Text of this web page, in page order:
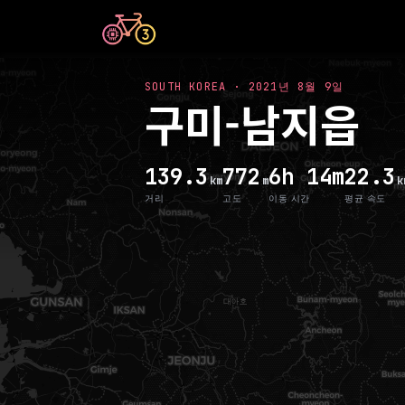
SOUTH KOREA · 2021년 8월 9일
구미-남지읍
139.3km
거리
772 m
고도
6h 14m
이동 시간
22.3
평균 속도